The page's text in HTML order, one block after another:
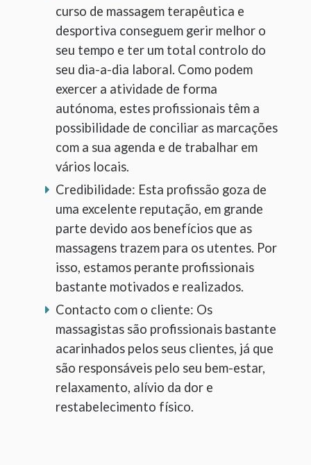
curso de massagem terapêutica e
desportiva conseguem gerir melhor o
seu tempo e ter um total controlo do
seu dia-a-dia laboral. Como podem
exercer a atividade de forma
autónoma, estes profissionais têm a
possibilidade de conciliar as marcações
com a sua agenda e de trabalhar em
vários locais.
Credibilidade: Esta profissão goza de
uma excelente reputação, em grande
parte devido aos benefícios que as
massagens trazem para os utentes. Por
isso, estamos perante profissionais
bastante motivados e realizados.
Contacto com o cliente: Os
massagistas são profissionais bastante
acarinhados pelos seus clientes, já que
são responsáveis pelo seu bem-estar,
relaxamento, alívio da dor e
restabelecimento físico.